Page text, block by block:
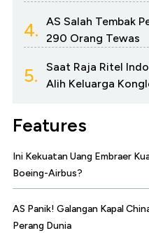
4.
AS Salah Tembak
290 Orang Tewas
5.
Saat Raja Ritel
Alih Keluarga
Features
Ini Kekuatan Uang Embraer
Boeing-Airbus?
AS Panik! Galangan Kapal
Perang Dunia